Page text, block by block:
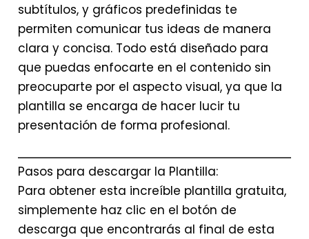
subtítulos, y gráficos predefinidas te
permiten comunicar tus ideas de manera
clara y concisa. Todo está diseñado para
que puedas enfocarte en el contenido sin
preocuparte por el aspecto visual, ya que la
plantilla se encarga de hacer lucir tu
presentación de forma profesional.
Pasos para descargar la Plantilla:
Para obtener esta increíble plantilla gratuita,
simplemente haz clic en el botón de
descarga que encontrarás al final de esta